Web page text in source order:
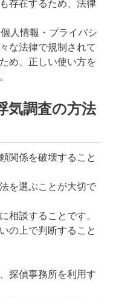
存在するため、法律
人情報・プライバシ
な法律で規制されて
め、正しい使い方を
気調査の方法
関係を破壊すること
を選ぶことが大切で
相談することです。
の上で判断すること
探偵事務所を利用す